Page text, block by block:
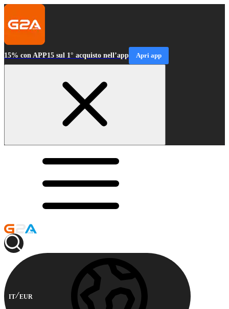
15% con APP15 sul 1° acquisto nell’app Apri app
IT EUR